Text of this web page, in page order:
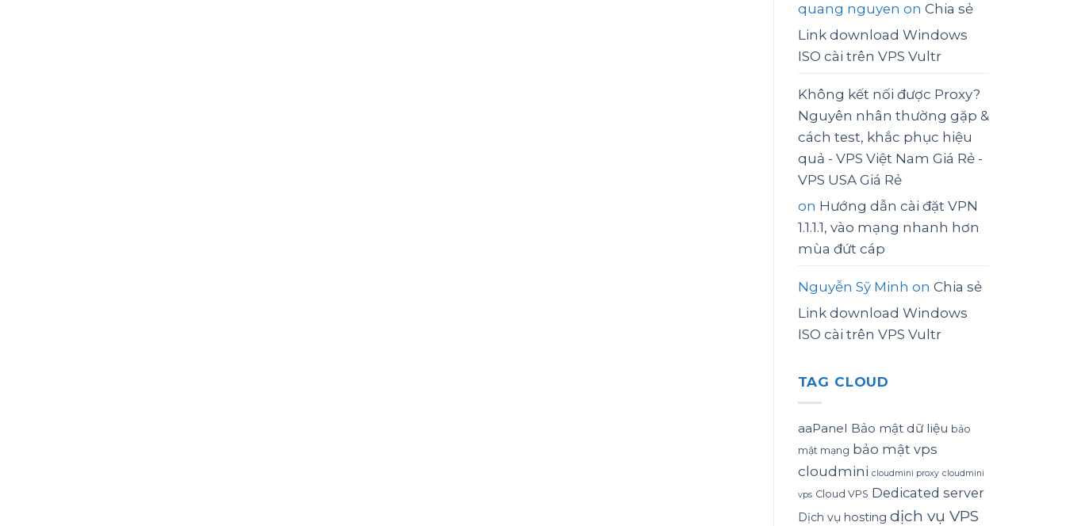
quang nguyen on Chia sẻ
Link download Windows
ISO cài trên VPS Vultr
Không kết nối được Proxy?
Nguyên nhân thường gặp &
cách test, khắc phục hiệu
quả - VPS Việt Nam Giá Rẻ -
VPS USA Giá Rẻ
on Hướng dẫn cài đặt VPN
1.1.1.1, vào mạng nhanh hơn
mùa đứt cáp
Nguyễn Sỹ Minh on Chia sẻ
Link download Windows
ISO cài trên VPS Vultr
TAG CLOUD
aaPanel Bảo mật dữ liệu bảo
mật mạng bảo mật vps
cloudmini cloudmini proxy cloudmini
vps Cloud VPS Dedicated server
Dịch vụ hosting dịch vụ VPS